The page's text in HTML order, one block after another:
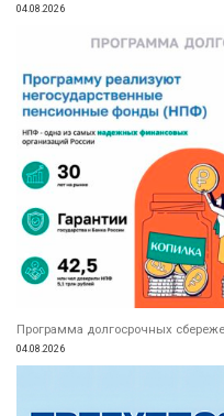
04.08.2026
Программа долгосрочных
04.08.2026